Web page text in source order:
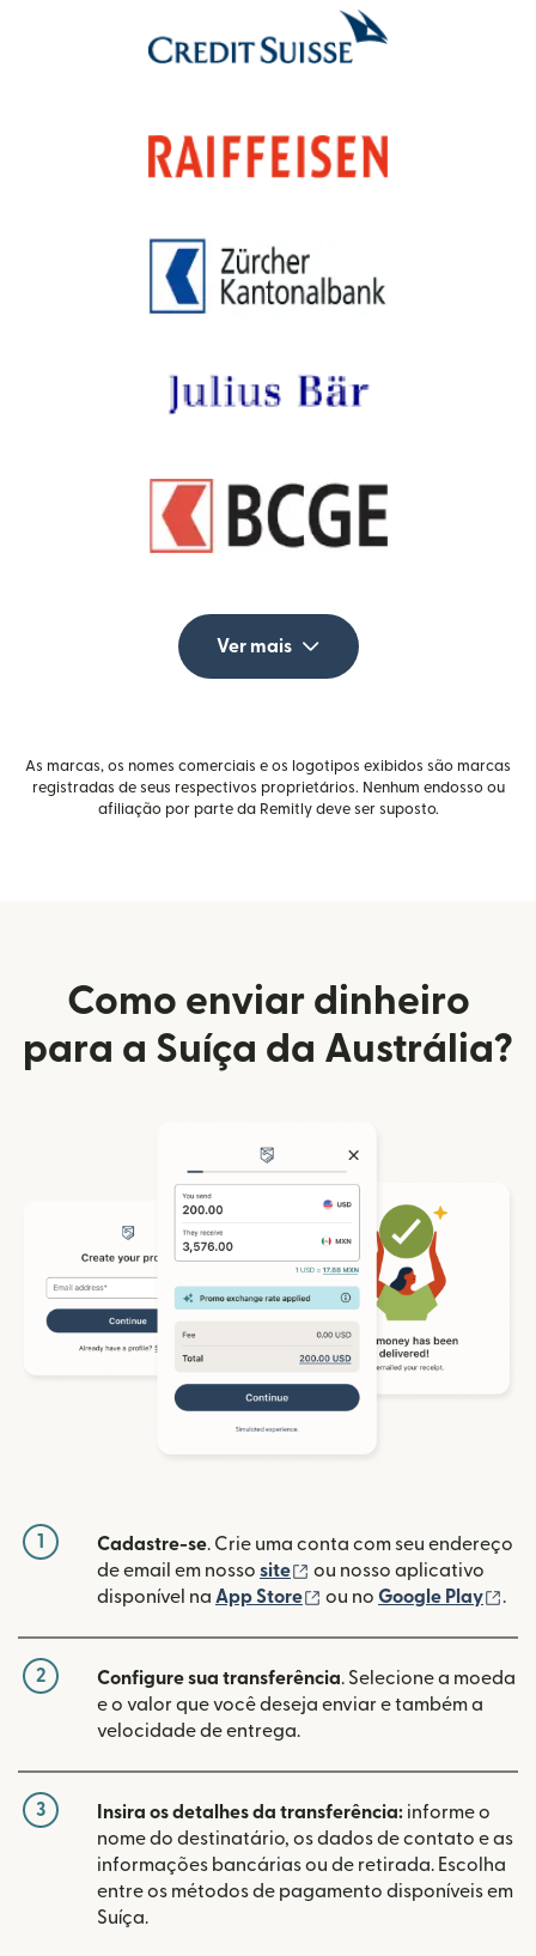
Ver mais
As marcas, os nomes comerciais e os logotipos exibidos são marcas
registradas de seus respectivos proprietários. Nenhum endosso ou
afiliação por parte da Remitly deve ser suposto.
Como enviar dinheiro
para a Suíça da Austrália?
1 Cadastre-se. Crie uma conta com seu endereço
de email em nosso site (abre em uma nova
ou nosso aplicativo
disponível na App Store (abre em uma nova
ou no Google Play .
2 Configure sua transferência. Selecione a moeda
e o valor que você deseja enviar e também a
velocidade de entrega.
3 Insira os detalhes da transferência: informe o
nome do destinatário, os dados de contato e as
informações bancárias ou de retirada. Escolha
entre os métodos de pagamento disponíveis em
Suíça.